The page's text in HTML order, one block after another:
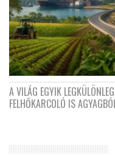
A VILÁG EGYIK
FELHŐKARCOLÓ IS